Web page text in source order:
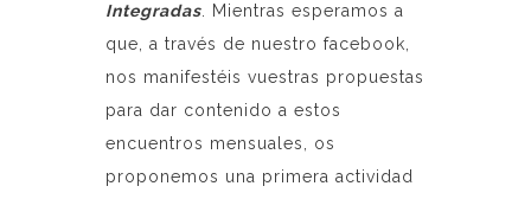
Integradas . Mientras esperamos a
que, a través de nuestro facebook,
nos manifestéis vuestras propuestas
para dar contenido a estos
encuentros mensuales, os
proponemos una primera actividad